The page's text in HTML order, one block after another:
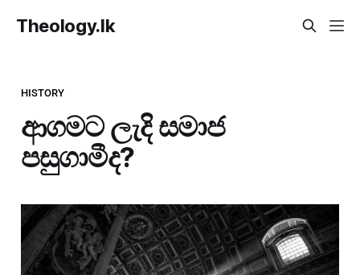
Theology.lk
HISTORY
ආගමට ලැදි සමාජ
පසුගාමීද?